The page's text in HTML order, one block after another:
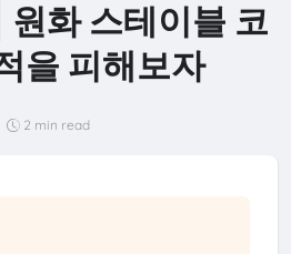
화 스테이블 코
을 피해보자
2 min read